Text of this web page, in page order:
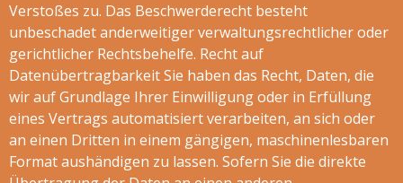
Verstoßes zu. Das Beschwerderecht besteht
unbeschadet anderweitiger verwaltungsrechtlicher oder
gerichtlicher Rechtsbehelfe. Recht auf
Datenübertragbarkeit Sie haben das Recht, Daten, die
wir auf Grundlage Ihrer Einwilligung oder in Erfüllung
eines Vertrags automatisiert verarbeiten, an sich oder
an einen Dritten in einem gängigen, maschinenlesbaren
Format aushändigen zu lassen. Sofern Sie die direkte